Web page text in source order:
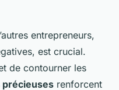
entrepreneurs,
est crucial.
de contourner les
précieuses renforcent